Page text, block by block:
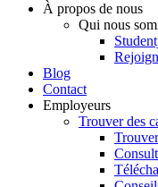
À propos de nous
Qui nous
Blog
Contact
Employeurs
Trouver des